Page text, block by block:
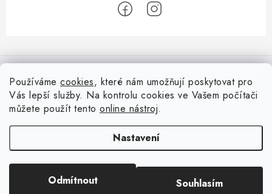
Používáme cookies, které nám umožňují poskytovat pro
Vás lepší služby. Na kontrolu cookies ve Vašem počítači
můžete použít tento online nástroj.
Nastavení
Odmítnout Souhlasím
á
Doprava
Oblíbené ♥️
Hodnocení obchodu
Nepřehlédněte
Blog s nápady a návody
Slovník pojmů, české návody
. Všechna práva vyhrazena.Upravit nastavení